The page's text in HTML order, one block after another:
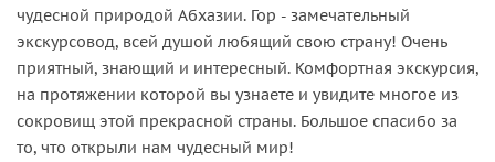
чудесной природой Абхазии. Гор - замечательный
экскурсовод, всей душой любящий свою страну! Очень
приятный, знающий и интересный. Комфортная экскурсия,
на протяжении которой вы узнаете и увидите многое из
сокровищ этой прекрасной страны. Большое спасибо за
то, что открыли нам чудесный мир!